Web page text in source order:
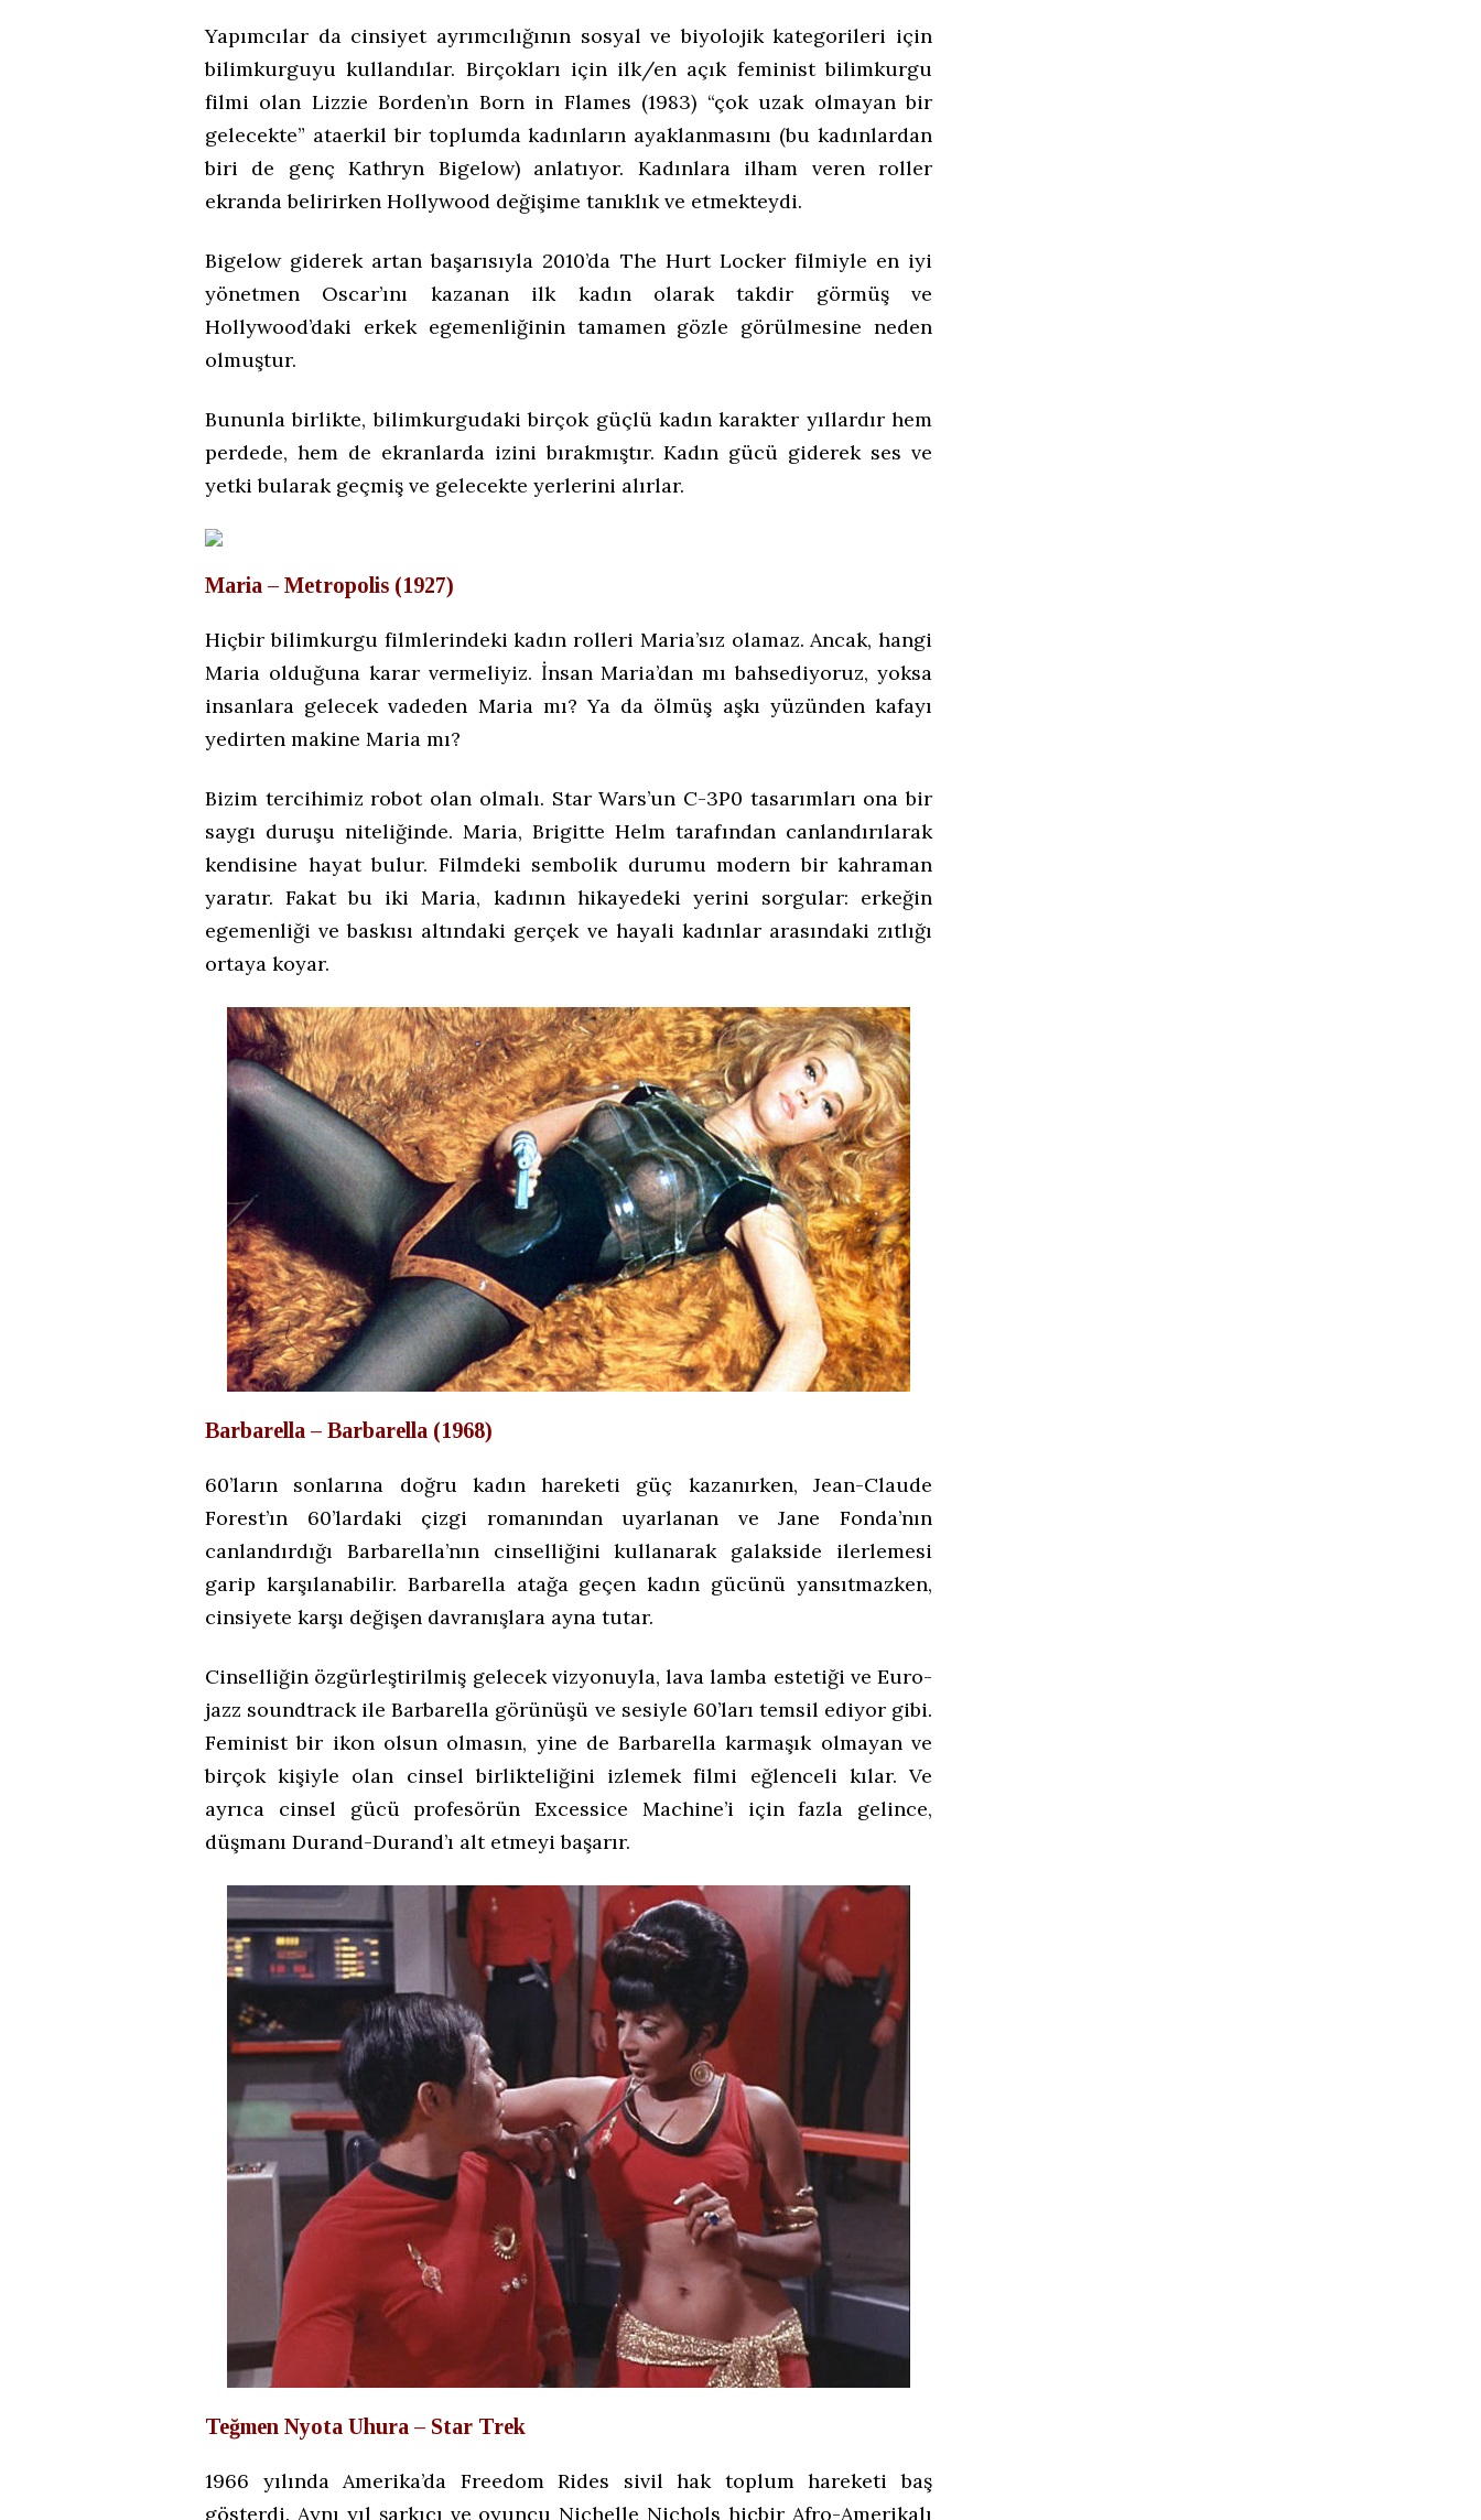
Yapımcılar da cinsiyet ayrımcılığının sosyal ve biyolojik kategorileri için
bilimkurguyu kullandılar. Birçokları için ilk/en açık feminist bilimkurgu
filmi olan Lizzie Borden’ın Born in Flames (1983) “çok uzak olmayan bir
gelecekte” ataerkil bir toplumda kadınların ayaklanmasını (bu kadınlardan
biri de genç Kathryn Bigelow) anlatıyor. Kadınlara ilham veren roller
ekranda belirirken Hollywood değişime tanıklık ve etmekteydi.
Bigelow giderek artan başarısıyla 2010’da The Hurt Locker filmiyle en iyi
yönetmen Oscar’ını kazanan ilk kadın olarak takdir görmüş ve
Hollywood’daki erkek egemenliğinin tamamen gözle görülmesine neden
olmuştur.
Bununla birlikte, bilimkurgudaki birçok güçlü kadın karakter yıllardır hem
perdede, hem de ekranlarda izini bırakmıştır. Kadın gücü giderek ses ve
yetki bularak geçmiş ve gelecekte yerlerini alırlar.
Maria – Metropolis (1927)
Hiçbir bilimkurgu filmlerindeki kadın rolleri Maria’sız olamaz. Ancak, hangi
Maria olduğuna karar vermeliyiz. İnsan Maria’dan mı bahsediyoruz, yoksa
insanlara gelecek vadeden Maria mı? Ya da ölmüş aşkı yüzünden kafayı
yedirten makine Maria mı?
Bizim tercihimiz robot olan olmalı. Star Wars’un C-3P0 tasarımları ona bir
saygı duruşu niteliğinde. Maria, Brigitte Helm tarafından canlandırılarak
kendisine hayat bulur. Filmdeki sembolik durumu modern bir kahraman
yaratır. Fakat bu iki Maria, kadının hikayedeki yerini sorgular: erkeğin
egemenliği ve baskısı altındaki gerçek ve hayali kadınlar arasındaki zıtlığı
ortaya koyar.
Barbarella – Barbarella (1968)
60’ların sonlarına doğru kadın hareketi güç kazanırken, Jean-Claude
Forest’ın 60’lardaki çizgi romanından uyarlanan ve Jane Fonda’nın
canlandırdığı Barbarella’nın cinselliğini kullanarak galakside ilerlemesi
garip karşılanabilir. Barbarella atağa geçen kadın gücünü yansıtmazken,
cinsiyete karşı değişen davranışlara ayna tutar.
Cinselliğin özgürleştirilmiş gelecek vizyonuyla, lava lamba estetiği ve Euro-
jazz soundtrack ile Barbarella görünüşü ve sesiyle 60’ları temsil ediyor gibi.
Feminist bir ikon olsun olmasın, yine de Barbarella karmaşık olmayan ve
birçok kişiyle olan cinsel birlikteliğini izlemek filmi eğlenceli kılar. Ve
ayrıca cinsel gücü profesörün Excessice Machine’i için fazla gelince,
düşmanı Durand-Durand’ı alt etmeyi başarır.
Teğmen Nyota Uhura – Star Trek
1966 yılında Amerika’da Freedom Rides sivil hak toplum hareketi baş
gösterdi. Aynı yıl şarkıcı ve oyuncu Nichelle Nichols hiçbir Afro-Amerikalı